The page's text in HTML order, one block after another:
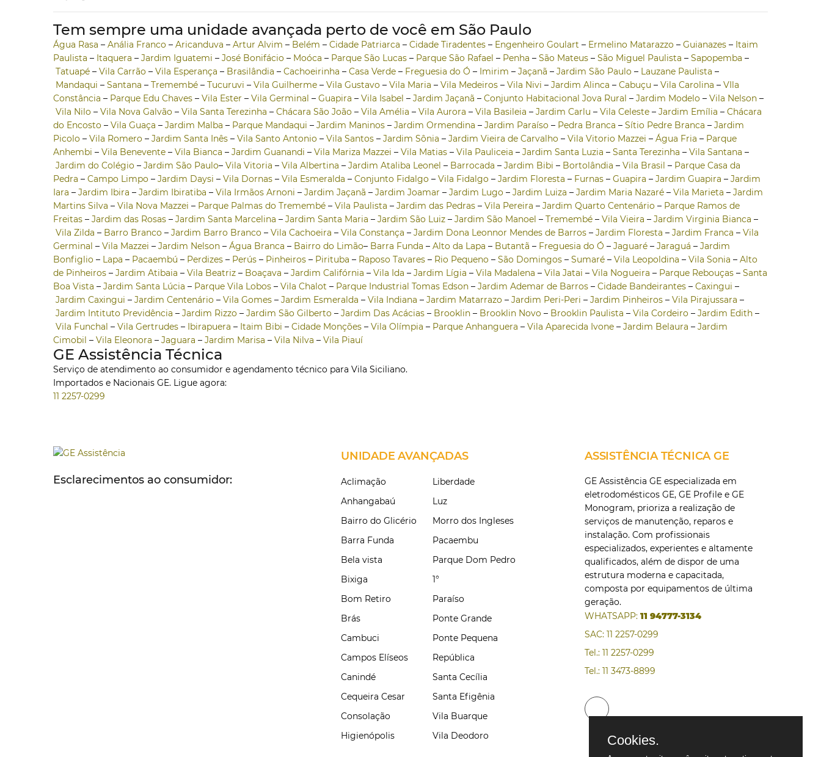
Tem sempre uma unidade avançada perto de você em São Paulo
Água Rasa – Anália Franco – Aricanduva – Artur Alvim – Belém – Cidade Patriarca – Cidade Tiradentes – Engenheiro Goulart – Ermelino Matarazzo – Guianazes – Itaim
Paulista – Itaquera – Jardim Iguatemi – José Bonifácio – Moóca – Parque São Lucas – Parque São Rafael – Penha – São Mateus – São Miguel Paulista – Sapopemba –
Tatuapé – Vila Carrão – Vila Esperança – Brasilândia – Cachoeirinha – Casa Verde – Freguesia do Ó – Imirim – Jaçanã – Jardim São Paulo – Lauzane Paulista –
Mandaqui – Santana – Tremembé – Tucuruvi – Vila Guilherme – Vila Gustavo – Vila Maria – Vila Medeiros – Vila Nivi – Jardim Alinca – Cabuçu – Vila Carolina – VIla
Constância – Parque Edu Chaves – Vila Ester – Vila Germinal – Guapira – Vila Isabel – Jardim Jaçanã – Conjunto Habitacional Jova Rural – Jardim Modelo – Vila Nelson –
Vila Nilo – Vila Nova Galvão – Vila Santa Terezinha – Chácara São João – Vila Amélia – Vila Aurora – Vila Basileia – Jardim Carlu – Vila Celeste – Jardim Emília – Chácara
do Encosto – Vila Guaça – Jardim Malba – Parque Mandaqui – Jardim Maninos – Jardim Ormendina – Jardim Paraíso – Pedra Branca – Sítio Pedre Branca – Jardim
Picolo – Vila Romero – Jardim Santa Inês – Vila Santo Antonio – Vila Santos – Jardim Sônia – Jardim Vieira de Carvalho – Vila Vitorio Mazzei – Água Fria – Parque
Anhembi – Vila Benevente – Vila Bianca – Jardim Guanandi – Vila Mariza Mazzei – Vila Matias – Vila Pauliceia – Jardim Santa Luzia – Santa Terezinha – Vila Santana –
Jardim do Colégio – Jardim São Paulo– Vila Vitoria – Vila Albertina – Jardim Ataliba Leonel – Barrocada – Jardim Bibi – Bortolândia – Vila Brasil – Parque Casa da
Pedra – Campo Limpo – Jardim Daysi – Vila Dornas – Vila Esmeralda – Conjunto Fidalgo – Vila Fidalgo – Jardim Floresta – Furnas – Guapira – Jardim Guapira – Jardim
Iara – Jardim Ibira – Jardim Ibiratiba – Vila Irmãos Arnoni – Jardim Jaçanã – Jardim Joamar – Jardim Lugo – Jardim Luiza – Jardim Maria Nazaré – Vila Marieta – Jardim
Martins Silva – Vila Nova Mazzei – Parque Palmas do Tremembé – Vila Paulista – Jardim das Pedras – Vila Pereira – Jardim Quarto Centenário – Parque Ramos de
Freitas – Jardim das Rosas – Jardim Santa Marcelina – Jardim Santa Maria – Jardim São Luiz – Jardim São Manoel – Tremembé – Vila Vieira – Jardim Virginia Bianca –
Vila Zilda – Barro Branco – Jardim Barro Branco – Vila Cachoeira – Vila Constança – Jardim Dona Leonnor Mendes de Barros – Jardim Floresta – Jardim Franca – Vila
Germinal – Vila Mazzei – Jardim Nelson – Água Branca – Bairro do Limão– Barra Funda – Alto da Lapa – Butantã – Freguesia do Ó – Jaguaré – Jaraguá – Jardim
Bonfiglio – Lapa – Pacaembú – Perdizes – Perús – Pinheiros – Pirituba – Raposo Tavares – Rio Pequeno – São Domingos – Sumaré – Vila Leopoldina – Vila Sonia – Alto
de Pinheiros – Jardim Atibaia – Vila Beatriz – Boaçava – Jardim Califórnia – Vila Ida – Jardim Lígia – Vila Madalena – Vila Jatai – Vila Nogueira – Parque Rebouças – Santa
Boa Vista – Jardim Santa Lúcia – Parque Vila Lobos – Vila Chalot – Parque Industrial Tomas Edson – Jardim Ademar de Barros – Cidade Bandeirantes – Caxingui –
Jardim Caxingui – Jardim Centenário – Vila Gomes – Jardim Esmeralda – Vila Indiana – Jardim Matarrazo – Jardim Peri-Peri – Jardim Pinheiros – Vila Pirajussara –
Jardim Intituto Previdência – Jardim Rizzo – Jardim São Gilberto – Jardim Das Acácias – Brooklin – Brooklin Novo – Brooklin Paulista – Vila Cordeiro – Jardim Edith –
Vila Funchal – Vila Gertrudes – Ibirapuera – Itaim Bibi – Cidade Monções – Vila Olímpia – Parque Anhanguera – Vila Aparecida Ivone – Jardim Belaura – Jardim
Cimobil – Vila Eleonora – Jaguara – Jardim Marisa – Vila Nilva – Vila Piauí
GE Assistência Técnica
Serviço de atendimento ao consumidor e agendamento técnico para Vila Siciliano.
Importados e Nacionais GE. Ligue agora:
11 2257-0299
Esclarecimentos ao consumidor:
UNIDADE AVANÇADAS
Aclimação
Anhangabaú
Bairro do Glicério
Barra Funda
Bela vista
Bixiga
Bom Retiro
Brás
Cambuci
Campos Elíseos
Canindé
Cequeira Cesar
Consolação
Higienópolis
Liberdade
Luz
Morro dos Ingleses
Pacaembu
Parque Dom Pedro
1°
Paraíso
Ponte Grande
Ponte Pequena
República
Santa Cecília
Santa Efigênia
Vila Buarque
Vila Deodoro
ASSISTÊNCIA TÉCNICA GE
GE Assistência GE especializada em
eletrodomésticos GE, GE Profile e GE
Monogram, prioriza a realização de
serviços de manutenção, reparos e
instalação. Com profissionais
especializados, experientes e altamente
qualificados, além de dispor de uma
estrutura moderna e capacitada,
composta por equipamentos de última
geração.
WHATSAPP: 11 94777-3134
SAC: 11 2257-0299
Tel.: 11 2257-0299
Tel.: 11 3473-8899
Cookies.